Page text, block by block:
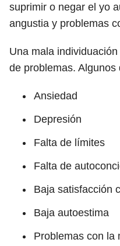
suprimir o negar el yo
angustia y problemas
Una mala
de problemas. Algunos
Ansiedad
Depresión
Falta de límites
Falta de
Baja satisfacción
Baja autoestima
Problemas con la